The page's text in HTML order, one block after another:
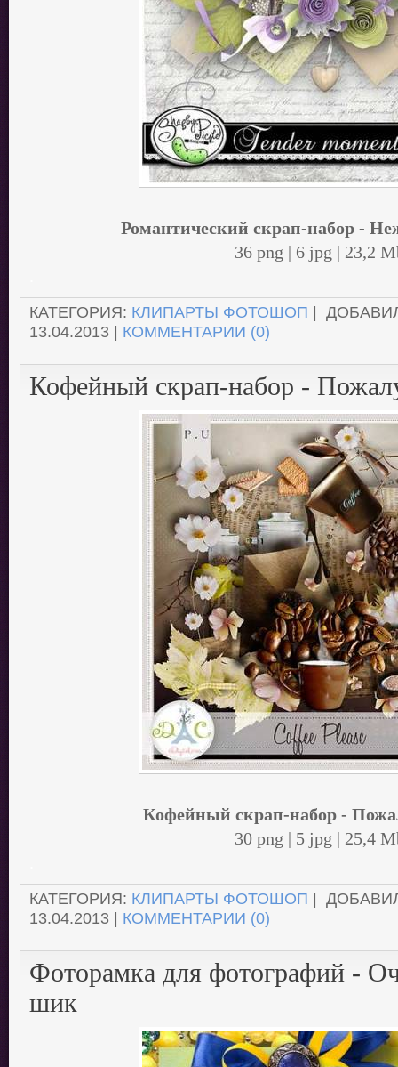
Романтический скрап-набор -
36 png | 6 jpg | 23,2
КАТЕГОРИЯ: КЛИПАРТЫ ФОТОШОП |
13.04.2013 | КОММЕНТАРИИ (0)
Кофейный скрап-набор -
Кофейный скрап-набор -
30 png | 5 jpg | 25,4
КАТЕГОРИЯ: КЛИПАРТЫ ФОТОШОП |
13.04.2013 | КОММЕНТАРИИ (0)
Фоторамка для фотографий -
шик